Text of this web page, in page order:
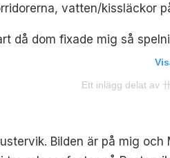
vatten/kissläckor
då dom fixade mig så
Ett inlägg delat av
Bilden är på mig